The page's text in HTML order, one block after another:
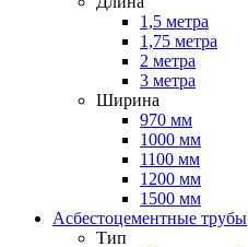
1,5 метра
1,75 метра
2 метра
3 метра
Ширина
970 мм
1000 мм
1100 мм
1200 мм
1500 мм
Асбестоцементные трубы
Тип